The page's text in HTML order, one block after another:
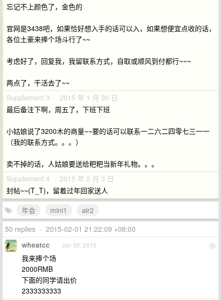
忘记不上颜色了，金色的
官网是3438吧，如果恰好想入手的话可以入，如果想便宜点收的话，
各位土豪来捧个场斗行了~~
考虑好了，回复我，我留联系方式，自取或顺风到付都行~~~
两点了，干活去了~~
Supplement 3 · 2015 年 1 月 30 日
最后备注下啊，周五了，下班下班
小姑娘说了3200木的商量~~要的话可以联系一二六二四零七三一一
（我的联系方式。。。）
卖不掉的话，人姑娘要送给粑粑当新年礼物。。。
Supplement 4 · 2015 年 2 月 3 日
封帖~~(T_T)，留着过年回家送人
年会
mini1
air2
50 replies • 2015-02-01 21:22:09 +08:00
1
wheatcc Jan 30, 2015
我来捧个场
2000RMB
下面的同学请出价
2333333333